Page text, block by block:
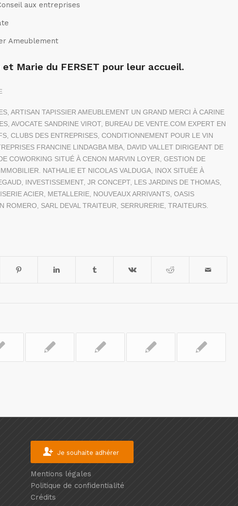
aux entreprises
Ameublement
Marie du FERSET pour leur accueil.
ARTISAN TAPISSIER AMEUBLEMENT UN GRAND MERCI À CARINE
AVOCATE SANDRINE VIROT, BUREAU DE VENTE.COM EXPERT EN
CLUBS DES ENTREPRISES CONDITIONNEMENT POUR LE VIN
FRANCINE LINDAGBA MBA
DAVID VALLET DIRIGEANT DE
COWORKING SITUÉ À CENON MARVIN LOYER GESTION DE
NATHALIE ET NICOLAS VALDUGA INOX SITUÉE À
INVESTISSEMENT, JR CONCEPT, LES JARDINS DE THOMAS
ACIER METALLERIE NOUVEAUX ARRIVANTS OASIS
ROMERO SARL DEVAL TRAITEUR SERRURERIE TRAITEURS.
Je souhaite adhérer
Mentions légales
Politique de confidentialité
Crédits